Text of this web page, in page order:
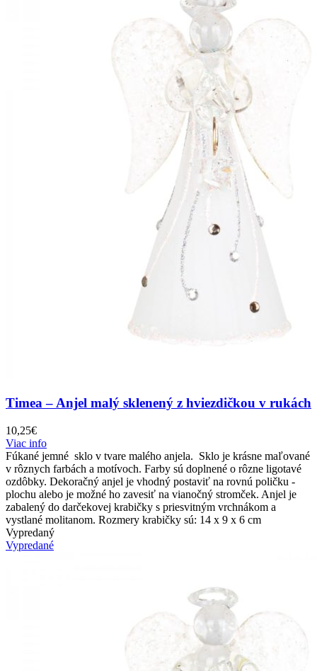
Timea – Anjel malý sklenený z hviezdičkou v rukách
10,25€
Viac info
Fúkané jemné sklo v tvare malého anjela. Sklo je krásne maľované
v rôznych farbách a motívoch. Farby sú doplnené o rôzne ligotavé
ozdôbky. Dekoračný anjel je vhodný postaviť na rovnú poličku -
plochu alebo je možné ho zavesiť na vianočný stromček. Anjel je
zabalený do darčekovej krabičky s priesvitným vrchnákom a
vystlané molitanom. Rozmery krabičky sú: 14 x 9 x 6 cm
Vypredaný
Vypredané